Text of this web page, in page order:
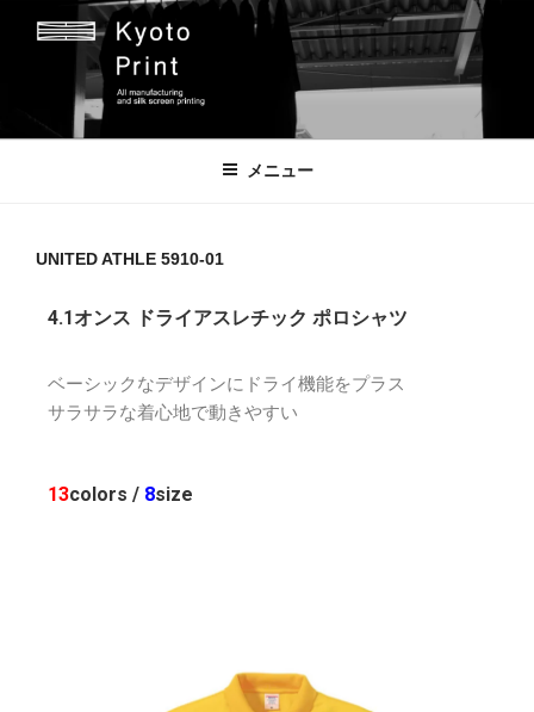
京都プリント
京都市のオリジナルプリント会社
メニュー
UNITED ATHLE 5910-01
4.1オンス ドライアスレチック ポロシャツ
ベーシックなデザインにドライ機能をプラス
サラサラな着心地で動きやすい
13colors / 8size